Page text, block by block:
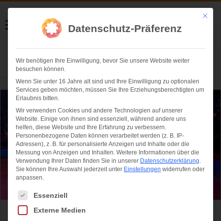
Helmut Swoboda
Fotografie
Herzlich willkommen
„Hereinspaziert – Manege frei“ Circus
Mit
Datenschutz-Präferenz
Wir benötigen Ihre Einwilligung, bevor Sie unsere Website weiter
besuchen können.
Wenn Sie unter 16 Jahre alt sind und Ihre Einwilligung zu optionalen
Services geben möchten, müssen Sie Ihre Erziehungsberechtigten um
Erlaubnis bitten.
Wir verwenden Cookies und andere Technologien auf unserer
Website. Einige von ihnen sind essenziell, während andere uns
helfen, diese Website und Ihre Erfahrung zu verbessern.
Personenbezogene Daten können verarbeitet werden (z. B. IP-
Adressen), z. B. für personalisierte Anzeigen und Inhalte oder die
Messung von Anzeigen und Inhalten. Weitere Informationen über die
Verwendung Ihrer Daten finden Sie in unserer Datenschutzerklärung.
Sie können Ihre Auswahl jederzeit unter Einstellungen widerrufen oder
anpassen.
Es folgt eine Liste der Service-Gruppen, für die eine Einwilligung
Essenziell
Externe Medien